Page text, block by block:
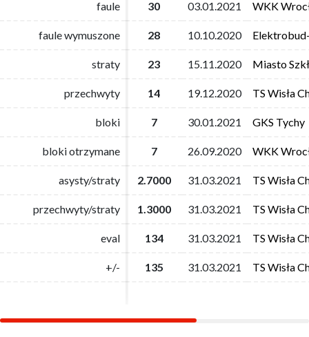
faule 30 03.01.2021 WKK
faule wymuszone 28 10.10.2020
straty 23 15.11.2020 Miasto
przechwyty 14 19.12.2020 TS Wisła
bloki 7 30.01.2021 GKS Tychy
bloki otrzymane 7 26.09.2020 WKK
asysty/straty 2.7000 31.03.2021 TS Wisła
przechwyty/straty 1.3000 31.03.2021 TS Wisła
eval 134 31.03.2021 TS Wisła
+/- 135 31.03.2021 TS Wisła
faule 30 03.01.2021 WKK
faule wymuszone 28 10.10.2020
straty 23 15.11.2020 Miasto
przechwyty 14 19.12.2020 TS Wisła
bloki 7 30.01.2021 GKS Tychy
bloki otrzymane 7 26.09.2020 WKK
asysty/straty 2.7000 31.03.2021 TS Wisła
przechwyty/straty 1.3000 31.03.2021 TS Wisła
eval 134 31.03.2021 TS Wisła
+/- 135 31.03.2021 TS Wisła